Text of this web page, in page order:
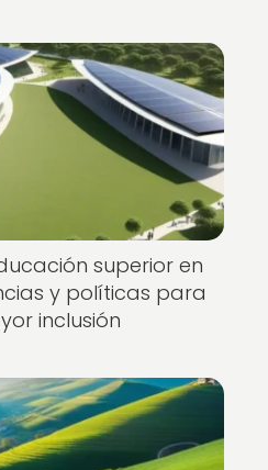
superior en
y políticas para
inclusión